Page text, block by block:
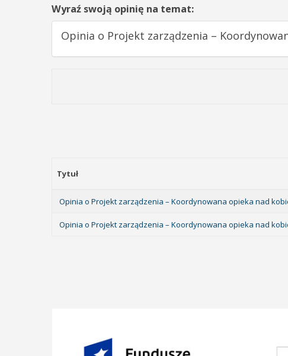
Wyraź swoją opinię na temat:
Opinia o Projekt zarządzenia –
Tytuł
Opinia o Projekt zarządzenia – Koordynowana opieka nad
Opinia o Projekt zarządzenia – Koordynowana opieka nad